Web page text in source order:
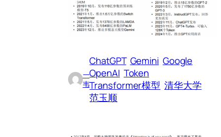
一
韦
ChatGPT Gemini Google
OpenAI Token
Transformer模型 清华大学
范玉顺